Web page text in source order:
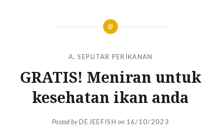
A. SEPUTAR PERIKANAN
GRATIS! Meniran untuk
kesehatan ikan anda
Posted byDEJEEFISH on 16/10/2023